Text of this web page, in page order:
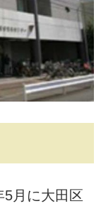
月に大田区